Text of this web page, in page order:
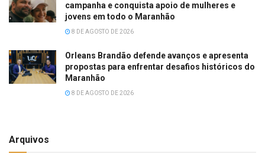
campanha e conquista apoio de mulheres e
jovens em todo o Maranhão
8 DE AGOSTO DE 2026
Orleans Brandão defende avanços e apresenta
propostas para enfrentar desafios históricos do
Maranhão
8 DE AGOSTO DE 2026
Arquivos